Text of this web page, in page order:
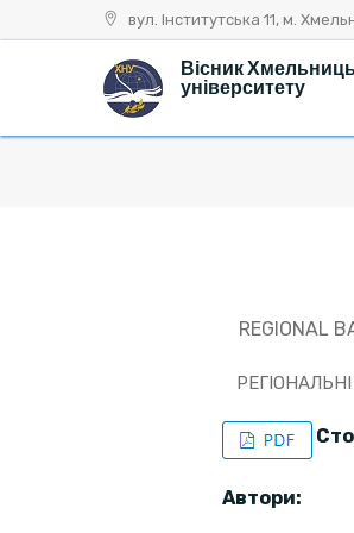
to
вул. Інститутська 11, м.
Вісник
університету
REGIONAL
Автори: